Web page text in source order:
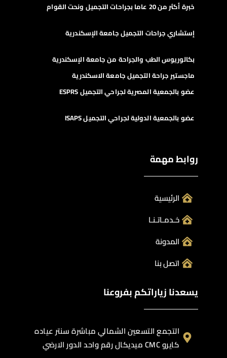
خبرة أكثر من 20 عاما بجراحات التجميل ونحت القوام
إستشاري جراحات التجميل جامعة الإسكندرية
بكالوريوس الطب والجراحة من جامعة الإسكندرية
ماجستير جراحة التجميل جامعة الاسكندرية
عضو بالجمعية المصرية لجراحي التجميل ESPRS
عضو بالجمعية الدولية لجراحي التجميل ISAPS
روابط مهمة
الرئيسية
خـدمـاتـنـا
المدونة
اتصل بنا
يسعدنا زياراتكم بفروعنا
التجمع التسعين الشمالي مباشرة سنتر عياده
كايرو CMC ميديكال رقم واحد الدور الارضي